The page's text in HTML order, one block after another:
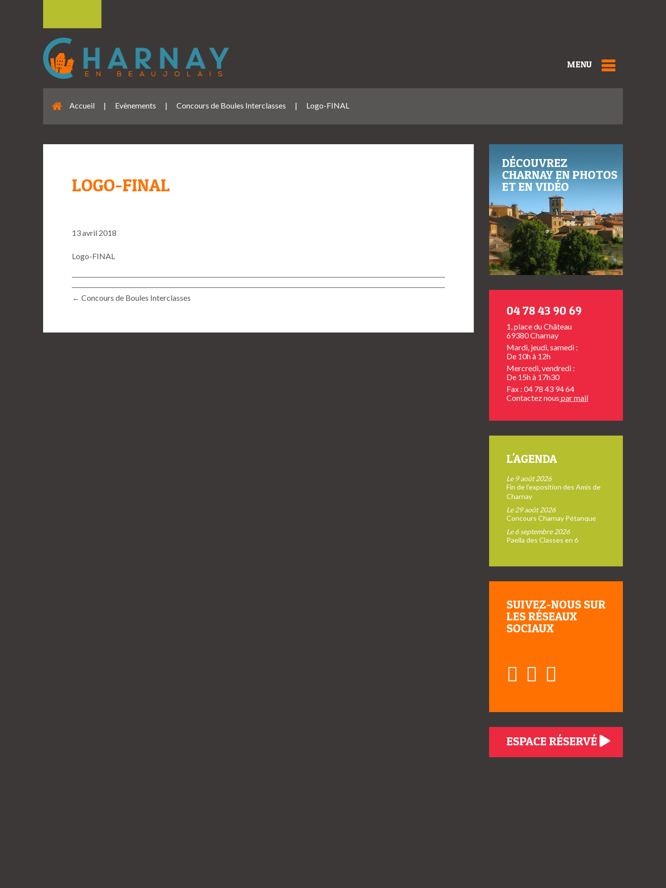
MENU
Accueil | Evènements | Concours de Boules Interclasses | Logo-FINAL
LOGO-FINAL
13 avril 2018
Logo-FINAL
← Concours de Boules Interclasses
DÉCOUVREZ
CHARNAY EN PHOTOS
ET EN VIDÉO
04 78 43 90 69
1, place du Château
69380 Charnay
Mardi, jeudi, samedi :
De 10h à 12h
Mercredi, vendredi :
De 15h à 17h30
Fax : 04 78 43 94 64
Contactez nous par mail
L'AGENDA
Le 9 août 2026
Fin de l’exposition des Amis de
Charnay
Le 29 août 2026
Concours Charnay Pétanque
Le 6 septembre 2026
Paella des Classes en 6
SUIVEZ-NOUS SUR
LES RÉSEAUX
SOCIAUX
ESPACE RÉSERVÉ